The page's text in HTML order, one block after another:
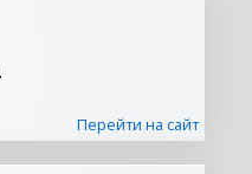
Перейти на сайт